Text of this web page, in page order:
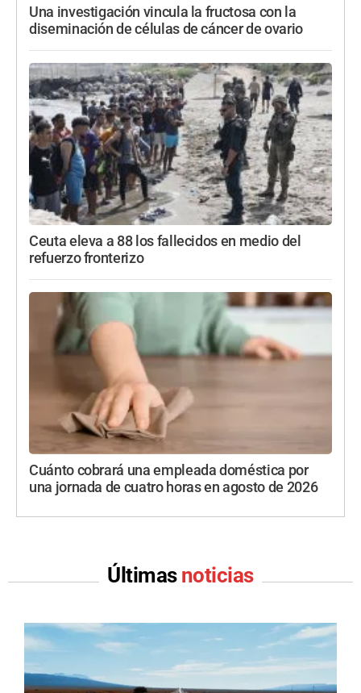
Una investigación vincula la fructosa con la
diseminación de células de cáncer de ovario
Ceuta eleva a 88 los fallecidos en medio del
refuerzo fronterizo
Cuánto cobrará una empleada doméstica por
una jornada de cuatro horas en agosto de 2026
Últimas noticias